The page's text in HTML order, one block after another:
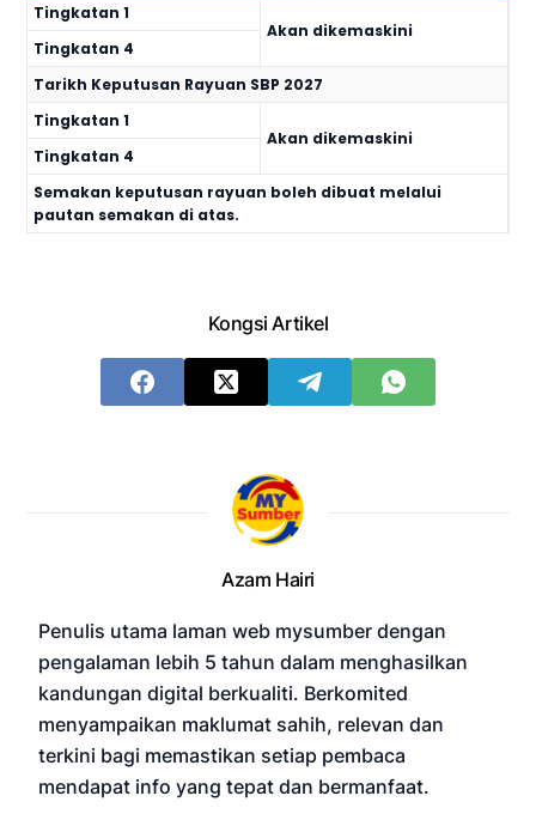
Tingkatan 1
Akan dikemaskini
Tingkatan 4
Tarikh Keputusan Rayuan SBP 2027
Tingkatan 1
Akan dikemaskini
Tingkatan 4
Semakan keputusan rayuan boleh dibuat melalui
pautan semakan di atas.
Kongsi Artikel
Azam Hairi
Penulis utama laman web mysumber dengan
pengalaman lebih 5 tahun dalam menghasilkan
kandungan digital berkualiti. Berkomited
menyampaikan maklumat sahih, relevan dan
terkini bagi memastikan setiap pembaca
mendapat info yang tepat dan bermanfaat.